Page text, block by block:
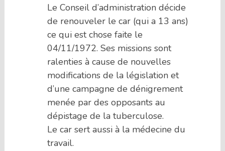
Le Conseil d’administration décide
de renouveler le car (qui a 13 ans)
ce qui est chose faite le
04/11/1972. Ses missions sont
ralenties à cause de nouvelles
modifications de la législation et
d’une campagne de dénigrement
menée par des opposants au
dépistage de la tuberculose.
Le car sert aussi à la médecine du
travail.